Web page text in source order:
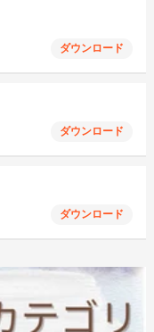
ダウンロード
ダウンロード
ダウンロード